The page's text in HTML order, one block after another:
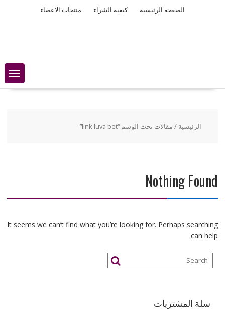
الصفحة الرئيسية كيفية الشراء منتجات الاعضاء
الرئيسية / مقالات تحت الوسم “link luva bet”
Nothing Found
It seems we can’t find what you’re looking for. Perhaps searching
can help.
سلة المشتريات